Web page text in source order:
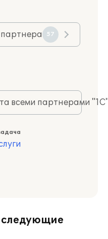
57
всеми партнерами